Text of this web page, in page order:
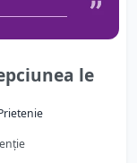
le